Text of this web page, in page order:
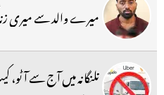
میرے والد سے میری
تلنگانہ میں آج سے آٹو،